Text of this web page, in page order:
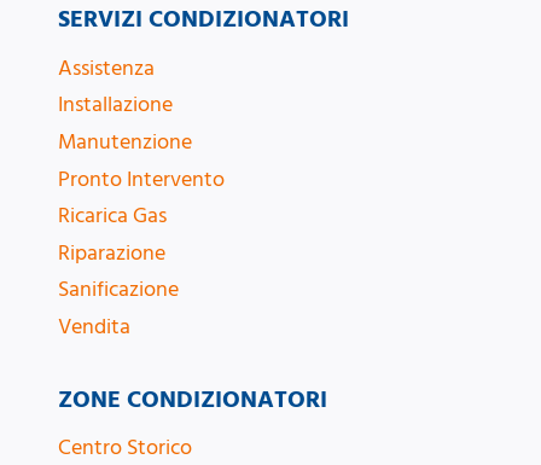
ZONE CONDIZIONATORI
Centro Storico
SERVIZI CONDIZIONATORI
Assistenza
Installazione
Manutenzione
Pronto Intervento
Ricarica Gas
Riparazione
Sanificazione
Vendita